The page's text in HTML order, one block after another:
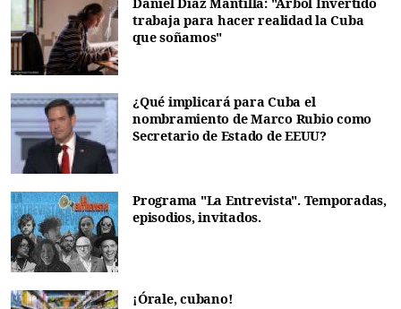
Daniel Díaz Mantilla: "Árbol Invertido
trabaja para hacer realidad la Cuba
que soñamos"
¿Qué implicará para Cuba el
nombramiento de Marco Rubio como
Secretario de Estado de EEUU?
Programa "La Entrevista". Temporadas,
episodios, invitados.
¡Órale, cubano!